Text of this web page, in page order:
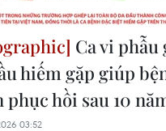
Ca vi phẫu
hiếm gặp giúp
phục hồi sau 10
03:52